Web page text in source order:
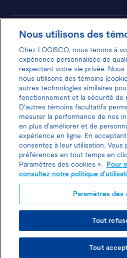
Hôtels
Donnez votre avis
Politique d'utilisation
Politique de protection
renseignements
© TOUS DROITS
Nous utilisons des
Chez LOGISCO, nous tenons à
expérience personnalisée de
respectant votre vie privée.
nous utilisons des témoins
autres technologies similaires
fonctionnement et la sécurité de
D'autres témoins facultatifs
mesurer la performance de nos
en plus d'améliorer et de
expérience en ligne. En
consentez à leur utilisation. Vous
préférences en tout temps en
Paramètres des cookies ».
Pour
consultez notre politique
Paramètres des
Tout
Tout